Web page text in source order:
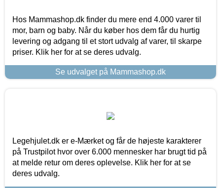
Hos Mammashop.dk finder du mere end 4.000 varer til
mor, barn og baby. Når du køber hos dem får du hurtig
levering og adgang til et stort udvalg af varer, til skarpe
priser. Klik her for at se deres udvalg.
Se udvalget på Mammashop.dk
Legehjulet.dk er e-Mærket og får de højeste karakterer
på Trustpilot hvor over 6.000 mennesker har brugt tid på
at melde retur om deres oplevelse. Klik her for at se
deres udvalg.